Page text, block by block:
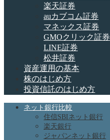
楽天証券
auカブコム証券
マネックス証券
GMOクリック証券
LINE証券
松井証券
資産運用の基本
株のはじめ方
投資信託のはじめ方
ネット銀行比較
住信SBIネット銀行
楽天銀行
ジャパンネット銀行